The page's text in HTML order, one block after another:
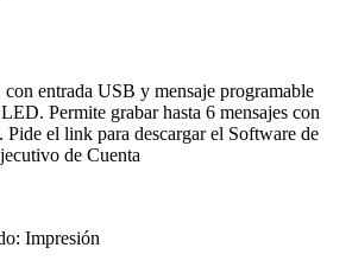
entrada USB y mensaje programable
Permite grabar hasta 6 mensajes con
Pide el link para descargar el Software de
de Cuenta
Impresión